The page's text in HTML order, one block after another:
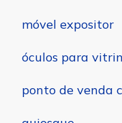
móvel expositor
óculos para
ponto de venda